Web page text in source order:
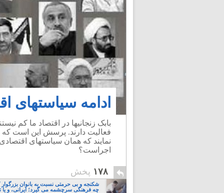
ادامه سیاستهای
بابک زنجانیها در اقتصاد ما کم
فعالیت دارند. پرسش این است که
نمایند که همان سیاستهای
اجراست؟
۱۷۸ پخش
شکنجه و بی حرمتی نسبت به بانوان بزرگوار
چه فرهنگی سرچشمه می گیرد؛ ایرانی، و یا